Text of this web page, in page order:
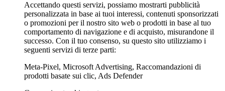
Accettando questi servizi, possiamo mostrarti pubblicità
personalizzata in base ai tuoi interessi, contenuti sponsorizzati
o promozioni per il nostro sito web o prodotti in base al tuo
comportamento di navigazione e di acquisto, misurandone il
successo. Con il tuo consenso, su questo sito utilizziamo i
seguenti servizi di terze parti:
Meta-Pixel, Microsoft Advertising, Raccomandazioni di
prodotti basate sui clic, Ads Defender